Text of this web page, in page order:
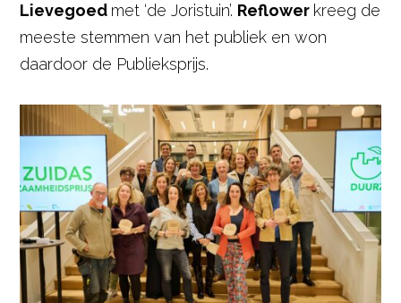
Lievegoed met ‘de Joristuin’. Reflower kreeg de
meeste stemmen van het publiek en won
daardoor de Publieksprijs.